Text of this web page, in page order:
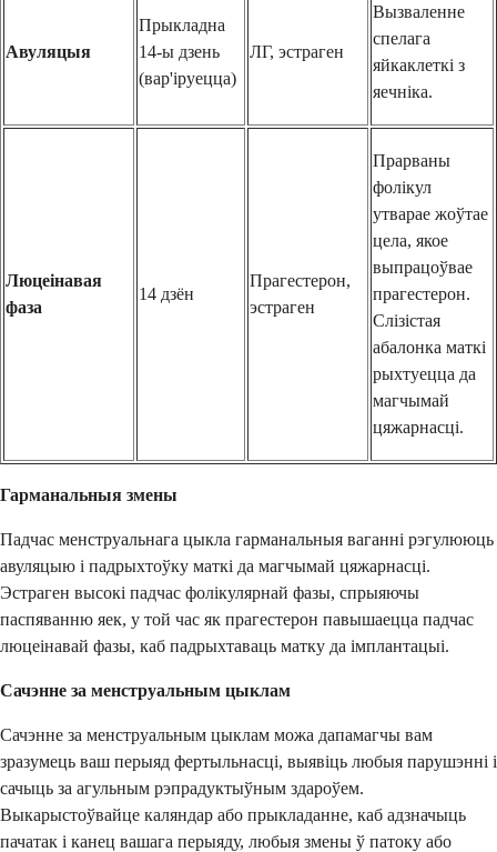
Авуляцыя
Прыкладна
14-ы дзень
(вар'іруецца)
ЛГ, эстраген
Вызваленне
спелага
яйкаклеткі з
яечніка.
Люцеінавая
фаза
14 дзён
Прагестерон,
эстраген
Прарваны
фолікул
утварае жоўтае
цела, якое
выпрацоўвае
прагестерон.
Слізістая
абалонка маткі
рыхтуецца да
магчымай
цяжарнасці.
Гарманальныя змены
Падчас менструальнага цыкла гарманальныя ваганні рэгулююць
авуляцыю і падрыхтоўку маткі да магчымай цяжарнасці.
Эстраген высокі падчас фолікулярнай фазы, спрыяючы
паспяванню яек, у той час як прагестерон павышаецца падчас
люцеінавай фазы, каб падрыхтаваць матку да імплантацыі.
Сачэнне за менструальным цыклам
Сачэнне за менструальным цыклам можа дапамагчы вам
зразумець ваш перыяд фертыльнасці, выявіць любыя парушэнні і
сачыць за агульным рэпрадуктыўным здароўем.
Выкарыстоўвайце каляндар або прыкладанне, каб адзначыць
пачатак і канец вашага перыяду, любыя змены ў патоку або